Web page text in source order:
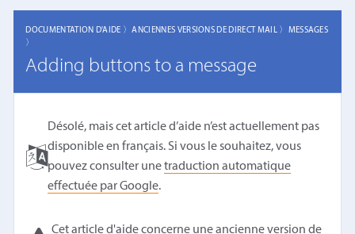
DOCUMENTATION D'AIDE 〉ANCIENNES VERSIONS DE DIRECT MAIL 〉 MESSAGES
〉
Adding buttons to a message
Désolé, mais cet article d’aide n’est actuellement pas
disponible en français. Si vous le souhaitez, vous
pouvez consulter unetraduction automatique
effectuée par Google.
Cet article d'aide concerne une ancienne version de